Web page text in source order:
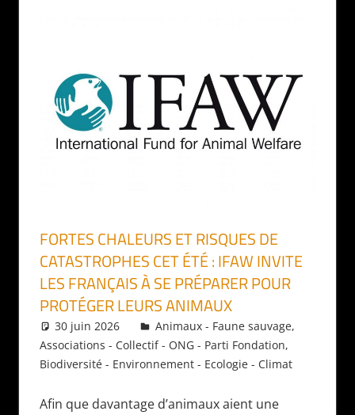
FORTES CHALEURS ET RISQUES DE
CATASTROPHES CET ÉTÉ : IFAW INVITE
LES FRANÇAIS À SE PRÉPARER POUR
PROTÉGER LEURS ANIMAUX
30 juin 2026 Daniel
Animaux - Faune sauvage,
Associations - Collectif - ONG - Parti Fondation,
Biodiversité - Environnement - Ecologie - Climat
Afin que davantage d’animaux aient une